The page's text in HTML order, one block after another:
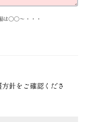
〇〇〜・・・
針をご確認くださ